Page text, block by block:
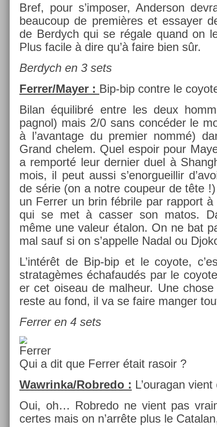
Bref, pour s’im­pos­er, An­der­son
be­aucoup de premières et es­say­er
de Be­rdych qui se régale quand on
Plus facile à dire qu’à faire bien sûr.
Be­rdych en 3 sets
Fer­rer/May­er : Bip-bip con­tre le
Bilan équilibré entre les deux
pagnol) mais 2/0 sans concéder le
à l’avan­tage du pre­mi­er nommé)
Grand chelem. Quel es­poir pour
a re­mporté leur de­rni­er duel à
mois, il peut aussi s’enor­gueil­lir
de série (on a notre co­upeur de tête
un Ferr­er un brin fébrile par rap­port à
qui se met à cass­er son matos.
même une valeur étalon. On ne bat
mal sauf si on s’ap­pelle Nadal ou
L’intérêt de Bip-bip et le co­yote,
stratagèmes échafaudés par le
er cet oiseau de mal­heur. Une
reste au fond, il va se faire man­g­er
Ferr­er en 4 sets
Qui a dit que Ferr­er était rasoir ?
Waw­rinka/­Robredo : L’ouragan
Oui, oh… Rob­redo ne vient pas
cer­tes mais on n’arrête plus le